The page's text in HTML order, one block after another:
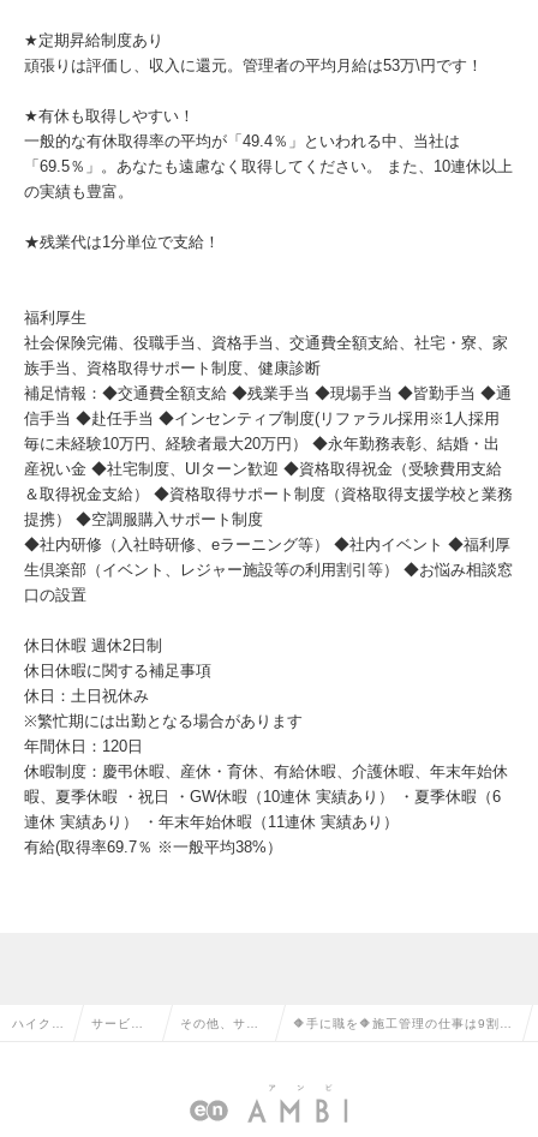
★定期昇給制度あり
頑張りは評価し、収入に還元。管理者の平均月給は53万\円です！
★有休も取得しやすい！
一般的な有休取得率の平均が「49.4％」といわれる中、当社は
「69.5％」。あなたも遠慮なく取得してください。 また、10連休以上
の実績も豊富。
★残業代は1分単位で支給！
福利厚生
社会保険完備、役職手当、資格手当、交通費全額支給、社宅・寮、家
族手当、資格取得サポート制度、健康診断
補足情報：◆交通費全額支給 ◆残業手当 ◆現場手当 ◆皆勤手当 ◆通
信手当 ◆赴任手当 ◆インセンティブ制度(リファラル採用※1人採用
毎に未経験10万円、経験者最大20万円） ◆永年勤務表彰、結婚・出
産祝い金 ◆社宅制度、UIターン歓迎 ◆資格取得祝金（受験費用支給
＆取得祝金支給） ◆資格取得サポート制度（資格取得支援学校と業務
提携） ◆空調服購入サポート制度
◆社内研修（入社時研修、eラーニング等） ◆社内イベント ◆福利厚
生倶楽部（イベント、レジャー施設等の利用割引等） ◆お悩み相談窓
口の設置
休日休暇 週休2日制
休日休暇に関する補足事項
休日：土日祝休み
※繁忙期には出勤となる場合があります
年間休日：120日
休暇制度：慶弔休暇、産休・育休、有給休暇、介護休暇、年末年始休
暇、夏季休暇 ・祝日 ・GW休暇（10連休 実績あり） ・夏季休暇（6
連休 実績あり） ・年末年始休暇（11連休 実績あり）
有給(取得率69.7％ ※一般平均38%）
ハイクラ サービ その他、サー
の転職
🔶手に職を🔶施工管理の仕事は9割事
の求人情報